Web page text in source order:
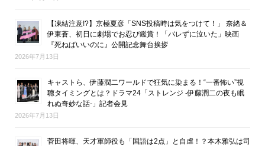
【凍結注意!?】京極夏彦「SNS投稿時は気をつけて！」 奈緒＆
伊東蒼、初日に劇場でお忍び鑑賞！「バレずに泣いた」映画
『死ねばいいのに』公開記念舞台挨拶
2026年7月13日
キャストら、伊藤潤二ワールドで狂気に染まる！“一番怖い”視
聴タイミングとは？ドラマ24「ストレンジ -伊藤潤二の夜も眠
れぬ奇妙な話-」記者会見
2026年7月13日
菅田将暉、天才軍師役も「国語は2点」と自虐！？本木雅弘は司